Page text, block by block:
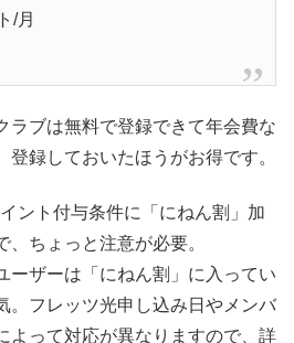
/月
ラブは無料で登録できて年会費な
登録しておいたほうがお得です。
ント付与条件に「にねん割」加
、ちょっと注意が必要。
ーザーは「にねん割」に入ってい
。フレッツ光申し込み日やメンバ
よって対応が異なりますので、詳